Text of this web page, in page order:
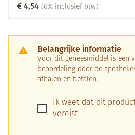
€ 4,54 (6% inclusief btw)
Belangrijke informatie
Voor dit geneesmiddel is een
beoordeling door de
afhalen en betalen.
Ik weet dat dit
vereist.